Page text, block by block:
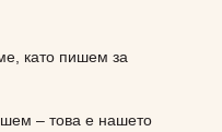
като пишем за
– това е нашето